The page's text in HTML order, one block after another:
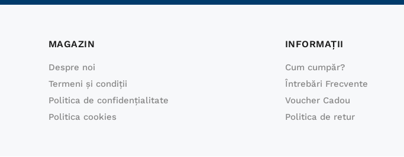
MAGAZIN
Despre noi
Termeni şi condiţii
Politica de confidenţialitate
Politica cookies
INFORMAŢII
Cum cumpăr?
Întrebări Frecvente
Voucher Cadou
Politica de retur